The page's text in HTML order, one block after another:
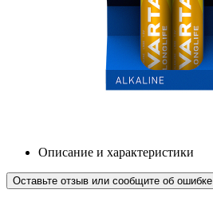
Описание и характеристики
Оставьте отзыв или сообщите об ошибке